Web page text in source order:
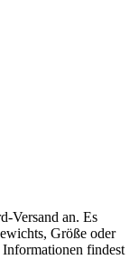
Versand an. Es
Größe oder
Informationen findest